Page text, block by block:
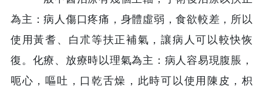
為主：病人傷口疼痛，身體虛弱，食欲較差，所以
使用黃耆、白朮等扶正補氣，讓病人可以較快恢
復。化療、放療時以理氣為主：病人容易現腹脹，
呃心，嘔吐，口乾舌燥，此時可以使用陳皮，枳